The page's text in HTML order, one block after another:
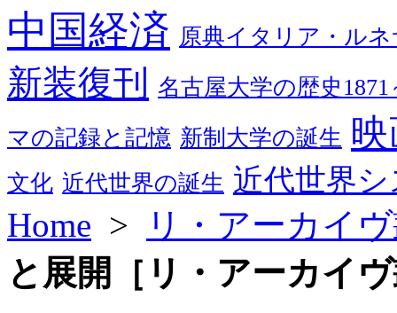
中国経済 原典イタリア・ル
新装復刊 名古屋大学の歴史1871
マの記録と記憶 新制大学の誕生
文化 近代世界の誕生 近代世界
Home >
リ・アーカイ
と展開［リ・アーカイ